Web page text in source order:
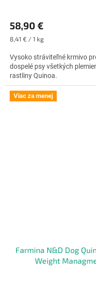
produktu
5,0
z
5
hviezdičiek.
58,90 €
Jednotková
8,41 € / 1 kg
Vysoko stráviteľné krmivo
dospelé psy všetkých
rastliny Quinoa.
Viac za menej
Farmina N&D Dog
Weight